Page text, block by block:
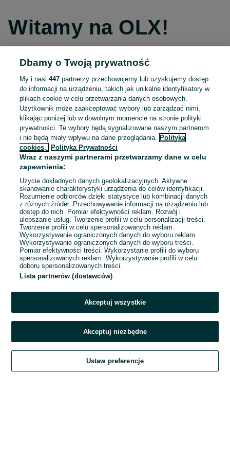
Witamy na OLX!
Kontynuuj przez Facebooka
Kontynuuj przez konto Apple
Kontynuuj przez konto Google
LUB
E-mail
Hasło
Zaloguj się
Kontynuując za pośrednictwem jednego z dostawców wskazanych powyżej,
OLX.pl w jego aktualnym brzmieniu.
Dbamy o Twoją prywatność
My i nasi447 partnerzy przechowujemy lub uzyskujemy dostęp
do informacji na urządzeniu, takich jak unikalne identyfikatory w
plikach cookie w celu przetwarzania danych osobowych.
Użytkownik może zaakceptować wybory lub zarządzać nimi,
klikając poniżej lub w dowolnym momencie na stronie polityki
prywatności. Te wybory będą sygnalizowane naszym partnerom
i nie będą miały wpływu na dane przeglądania.
Polityka
cookies,
Polityka Prywatności
Wraz z naszymi partnerami przetwarzamy dane w celu
zapewnienia:
Użycie dokładnych danych geolokalizacyjnych. Aktywne
skanowanie charakterystyki urządzenia do celów identyfikacji.
Rozumienie odbiorców dzięki statystyce lub kombinacji danych
z różnych źródeł. Przechowywanie informacji na urządzeniu lub
dostęp do nich. Pomiar efektywności reklam. Rozwój i
ulepszanie usług. Tworzenie profili w celu personalizacji treści.
Tworzenie profili w celu spersonalizowanych reklam.
Wykorzystywanie ograniczonych danych do wyboru reklam.
Wykorzystywanie ograniczonych danych do wyboru treści.
Pomiar efektywności treści. Wykorzystanie profili do wyboru
spersonalizowanych reklam. Wykorzystywanie profili w celu
doboru spersonalizowanych treści.
Lista partnerów (dostawców)
Akceptuj wszystkie
Akceptuj niezbędne
Ustaw preferencje